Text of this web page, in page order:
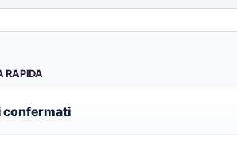
RAPIDA
confermati